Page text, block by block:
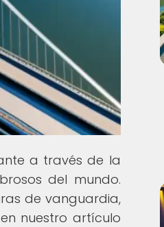
a través de la
del mundo.
de vanguardia,
nuestro artículo